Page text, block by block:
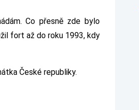
Co přesně zde bylo
fort až do roku 1993, kdy
České republiky.